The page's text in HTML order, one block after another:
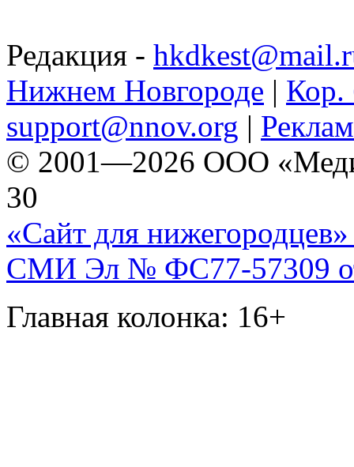
Редакция -
Нижнем Новгороде | Кор.
support@nnov.org |
© 2001—2026 ООО
30
«Сайт для нижегородцев»
СМИ Эл № ФС77-57309
Главная колонка: 16+